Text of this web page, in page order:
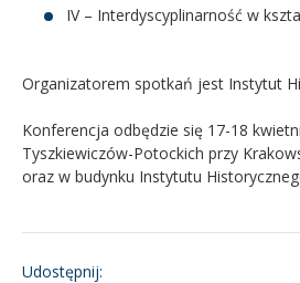
IV – Interdyscyplinarność w
Organizatorem spotkań jest Instytut
Konferencja odbędzie się 17-18
Tyszkiewiczów-Potockich przy
oraz w budynku Instytutu
Udostępnij: